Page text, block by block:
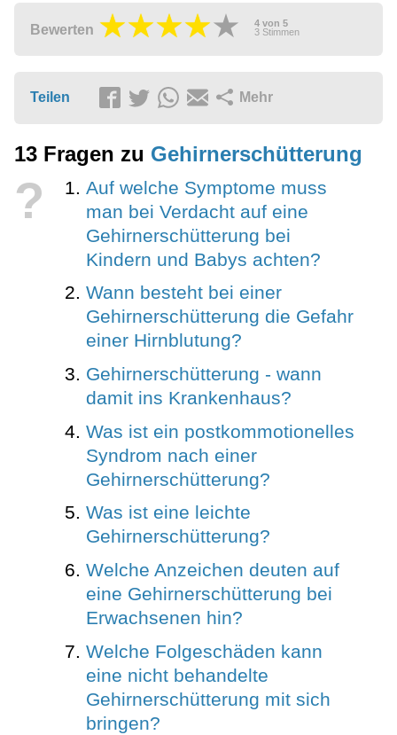
Bewerten 4 von 5
3 Stimmen
Teilen Mehr
13 Fragen zu Gehirnerschütterung
?
Auf welche Symptome muss
man bei Verdacht auf eine
Gehirnerschütterung bei
Kindern und Babys achten?
Wann besteht bei einer
Gehirnerschütterung die Gefahr
einer Hirnblutung?
Gehirnerschütterung - wann
damit ins Krankenhaus?
Was ist ein postkommotionelles
Syndrom nach einer
Gehirnerschütterung?
Was ist eine leichte
Gehirnerschütterung?
Welche Anzeichen deuten auf
eine Gehirnerschütterung bei
Erwachsenen hin?
Welche Folgeschäden kann
eine nicht behandelte
Gehirnerschütterung mit sich
bringen?